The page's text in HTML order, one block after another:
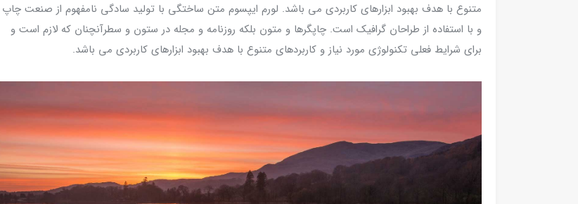
متنوع با هدف بهبود ابزارهای کاربردی می باشد. لورم ایپسوم متن ساختگی با تولید سادگی نامفهوم از صنعت چاپ
و با استفاده از طراحان گرافیک است. چاپگرها و متون بلکه روزنامه و مجله در ستون و سطرآنچنان که لازم است و
برای شرایط فعلی تکنولوژی مورد نیاز و کاربردهای متنوع با هدف بهبود ابزارهای کاربردی می باشد.